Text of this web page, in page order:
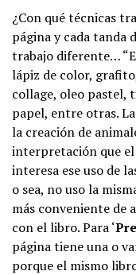
¿Con qué técnicas
página y cada tanda
trabajo diferente…
lápiz de color,
collage, oleo pastel,
papel, entre otras.
la creación de
interpretación que
interesa ese uso de
o sea, no uso la
más conveniente de
con el libro. Para ‘
página tiene una o
porque el mismo